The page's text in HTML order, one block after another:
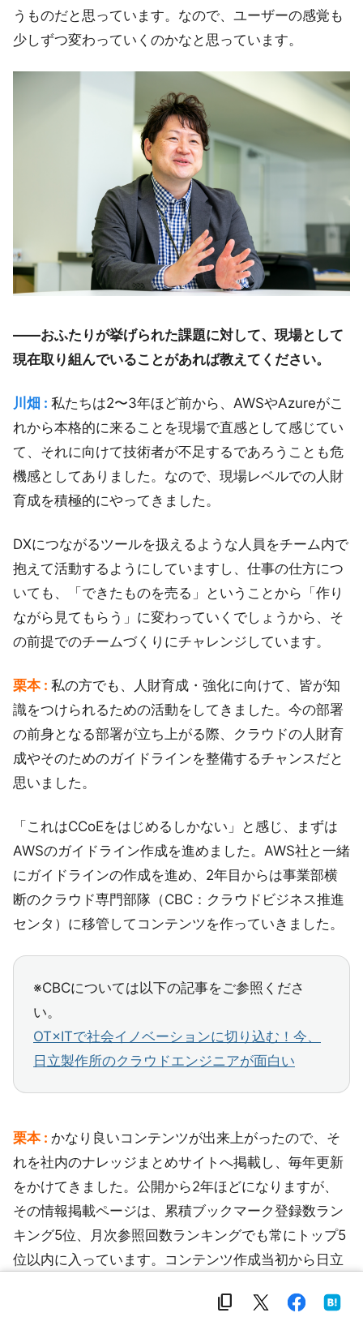
うものだと思っています。なので、ユーザーの感覚も
少しずつ変わっていくのかなと思っています。
――おふたりが挙げられた課題に対して、現場として
現在取り組んでいることがあれば教えてください。
川畑 : 私たちは2〜3年ほど前から、AWSやAzureがこ
れから本格的に来ることを現場で直感として感じてい
て、それに向けて技術者が不足するであろうことも危
機感としてありました。なので、現場レベルでの人財
育成を積極的にやってきました。
DXにつながるツールを扱えるような人員をチーム内で
抱えて活動するようにしていますし、仕事の仕方につ
いても、「できたものを売る」ということから「作り
ながら見てもらう」に変わっていくでしょうから、そ
の前提でのチームづくりにチャレンジしています。
栗本 : 私の方でも、人財育成・強化に向けて、皆が知
識をつけられるための活動をしてきました。今の部署
の前身となる部署が立ち上がる際、クラウドの人財育
成やそのためのガイドラインを整備するチャンスだと
思いました。
「これはCCoEをはじめるしかない」と感じ、まずは
AWSのガイドライン作成を進めました。AWS社と一緒
にガイドラインの作成を進め、2年目からは事業部横
断のクラウド専門部隊（CBC：クラウドビジネス推進
センタ）に移管してコンテンツを作っていきました。
※CBCについては以下の記事をご参照くださ
い。
OT×ITで社会イノベーションに切り込む！今、
日立製作所のクラウドエンジニアが面白い
栗本 : かなり良いコンテンツが出来上がったので、そ
れを社内のナレッジまとめサイトへ掲載し、毎年更新
をかけてきました。公開から2年ほどになりますが、
その情報掲載ページは、累積ブックマーク登録数ラン
キング5位、月次参照回数ランキングでも常にトップ5
位以内に入っています。コンテンツ作成当初から日立
って作成したので、公共分野の色を出さず標準的に利
content_copy